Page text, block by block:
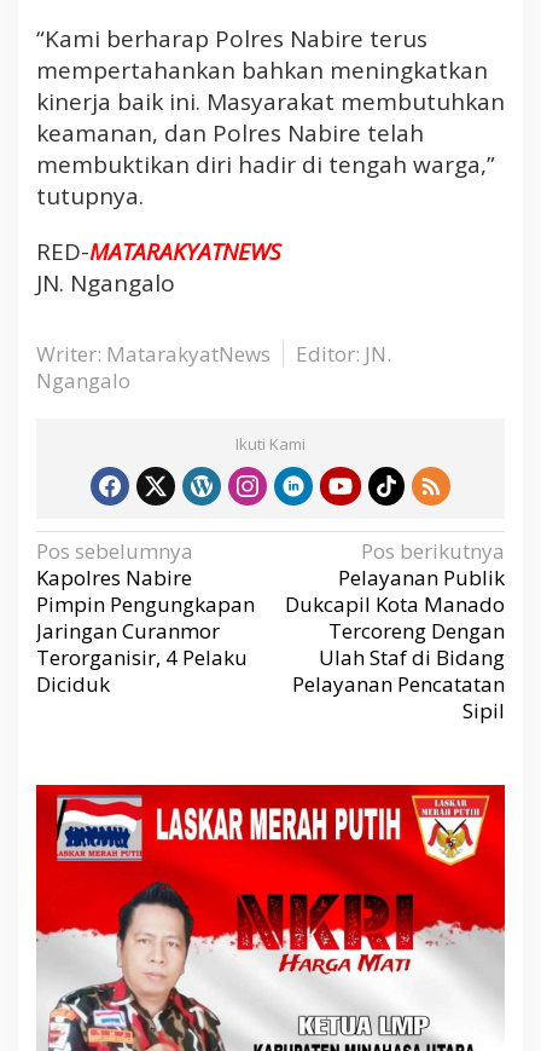
b
i
r
e
“Kami berharap Polres Nabire terus
mempertahankan bahkan meningkatkan
kinerja baik ini. Masyarakat membutuhkan
keamanan, dan Polres Nabire telah
membuktikan diri hadir di tengah warga,”
tutupnya.
RED-MATARAKYATNEWS
JN. Ngangalo
Writer: MatarakyatNews
Editor: JN.
Ngangalo
Ikuti Kami
N
a
v
i
g
a
s
i
p
o
s
Pos sebelumnya
Kapolres Nabire
Pimpin Pengungkapan
Jaringan Curanmor
Terorganisir, 4 Pelaku
Diciduk
Pos berikutnya
Pelayanan Publik
Dukcapil Kota Manado
Tercoreng Dengan
Ulah Staf di Bidang
Pelayanan Pencatatan
Sipil